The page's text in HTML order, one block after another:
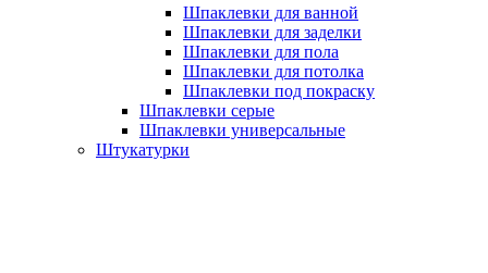
Шпаклевки для ванной
Шпаклевки для заделки
Шпаклевки для пола
Шпаклевки для потолка
Шпаклевки под покраску
Шпаклевки серые
Шпаклевки универсальные
Штукатурки